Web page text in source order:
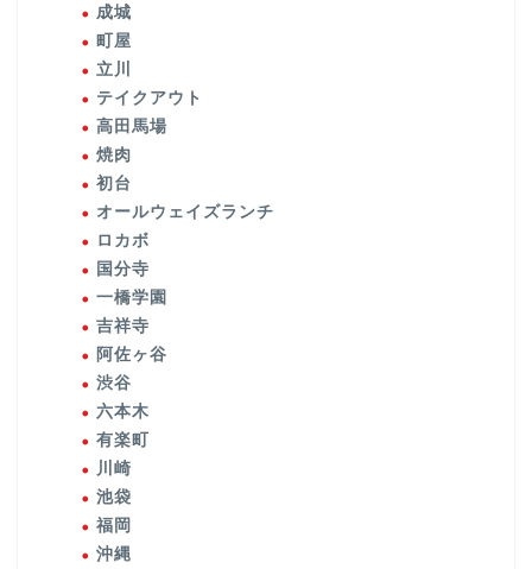
成城
町屋
立川
テイクアウト
高田馬場
焼肉
初台
オールウェイズランチ
ロカボ
国分寺
一橋学園
吉祥寺
阿佐ヶ谷
渋谷
六本木
有楽町
川崎
池袋
福岡
沖縄